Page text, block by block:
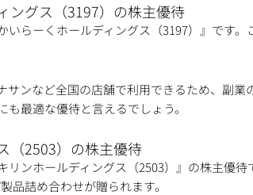
ングス（3197）の株主優待
いらーくホールディングス（3197）』です
サンなど全国の店舗で利用できるため、副
最適な優待と言えるでしょう。
（2503）の株主優待
リンホールディングス（2503）』の株主優
品詰め合わせが贈られます。